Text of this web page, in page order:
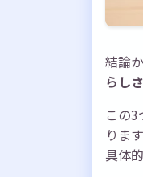
結論
らしさ
この
りま
具体